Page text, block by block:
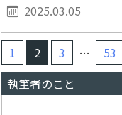
2025.03.05
1 2 3 …
53
執筆者のこと